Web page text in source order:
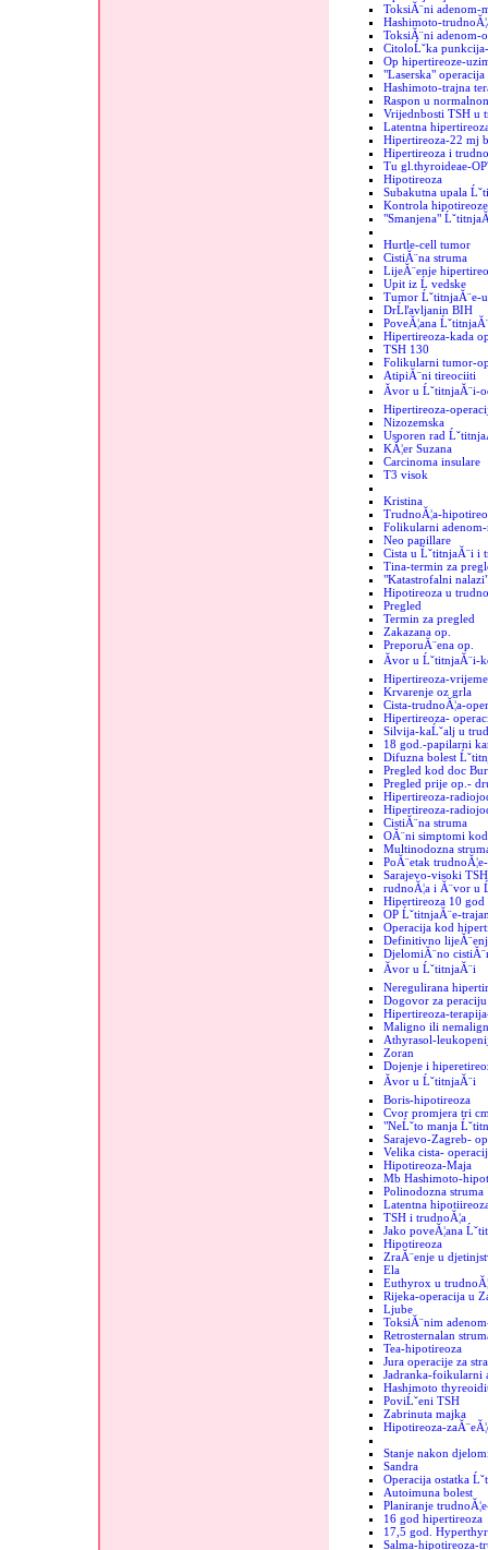
ToksiĂ¨ni adenom-
Hashimoto-
ToksiĂ¨ni adenom-
CitoloĹˇka
Op hipertireoze-
"Laserska" operacija
Hashimoto-trajna
Raspon u
Vrijednbosti TSH u
Latentna
Hipertireoza-22 mj
Hipertireoza i
Tu gl.thyroideae-
Hipotireoza
Subakutna upala
Kontrola hipotireoze
"Smanjena"
Hurtle-cell tumor
CistiĂ¨na struma
LijeĂ¨enje
Upit iz Ĺ vedske
Tumor ĹˇtitnjaĂ¨e-
DrĹľavljanin BIH
PoveĂ¦ana
Hipertireoza-kada
TSH 130
Folikularni tumor-
AtipiĂ¨ni tireociiti
Ăvor u ĹˇtitnjaĂ¨i-
Hipertireoza-
Nizozemska
Usporen rad
KĂ¦er Suzana
Carcinoma insulare
T3 visok
Kristina
TrudnoĂ¦a-
Folikularni adenom-
Neo papillare
Cista u ĹˇtitnjaĂ¨i i
Tina-termin za
"Katastrofalni
Hipotireoza u
Pregled
Termin za pregled
Zakazana op.
PreporuĂ¨ena op.
Ăvor u ĹˇtitnjaĂ¨i-
Hipertireoza-
Krvarenje oz grla
Cista-trudnoĂ¦a-
Hipertireoza-
Silvija-kaĹˇalj u
18 god.-papilarni
Difuzna bolest
Pregled kod doc
Pregled prije op.-
Hipertireoza-
Hipertireoza-
CistiĂ¨na struma
OĂ¨ni simptomi
Multinodozna
PoĂ¨etak
Sarajevo-visoki TSH
rudnoĂ¦a i Ă¨vor u
Hipertireoza 10 god
OP ĹˇtitnjaĂ¨e-
Operacija kod
Definitivno
DjelomiĂ¨no
Ăvor u ĹˇtitnjaĂ¨i
Neregulirana
Dogovor za peraciju
Hipertireoza-
Maligno ili
Athyrasol-
Zoran
Dojenje i
Ăvor u ĹˇtitnjaĂ¨i
Boris-hipotireoza
Cvor promjera tri
"NeĹˇto manja
Sarajevo-Zagreb-
Velika cista-
Hipotireoza-Maja
Mb Hashimoto-
Polinodozna struma
Latentna
TSH i trudnoĂ¦a
Jako poveĂ¦ana
Hipotireoza
ZraĂ¨enje u
Ela
Euthyrox u
Rijeka-operacija u
Ljube
ToksiĂ¨nim
Retrosternalan
Tea-hipotireoza
Jura operacije za
Jadranka-foikularni
Hashimoto
PoviĹˇeni TSH
Zabrinuta majka
Hipotireoza-
Stanje nakon
Sandra
Operacija ostatka
Autoimuna bolest
Planiranje
16 god hipertireoza
17,5 god.
Salma-hipotireoza-